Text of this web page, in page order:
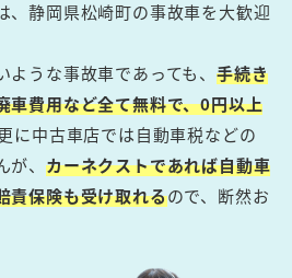
、静岡県松崎町の事故車を大歓迎
ような事故車であっても、手続き
車費用など全て無料で、0円以上
に中古車店では自動車税などの
が、カーネクストであれば自動車
責保険も受け取れるので、断然お